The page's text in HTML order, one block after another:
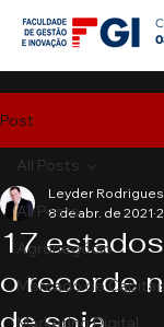
Post
All Posts
Agronegócio
Mercado de
Marketing Digital
All Posts
17
o recorde
Leyder
8 de abr. de 2021